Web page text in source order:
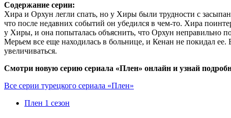
Содержание серии:
Хира и Орхун легли спать, но у Хиры были трудности с
что после недавних событий он убедился в чем-то. Хира
у Хиры, и она попыталась объяснить, что Орхун неправильно
Мерьем все еще находилась в больнице, и Кенан не покидал ее.
увеличиваться.
Смотри новую серию сериала «Плен» онлайн и узнай
Все серии турецкого сериала «Плен»
Плен 1 сезон